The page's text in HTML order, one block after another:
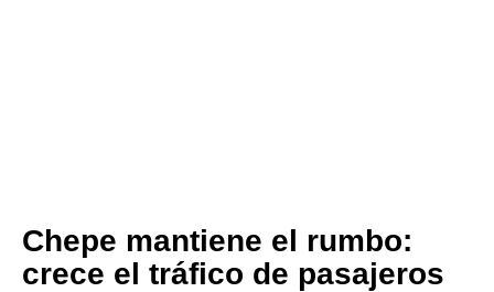
Chepe mantiene el rumbo:
crece el tráfico de pasajeros